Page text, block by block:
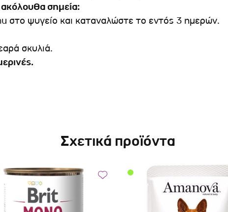
σημεία:
στο ψυγείο και καταναλώστε το εντός 3 ημερών.
σκυλιά.
Σχετικά προϊόντα